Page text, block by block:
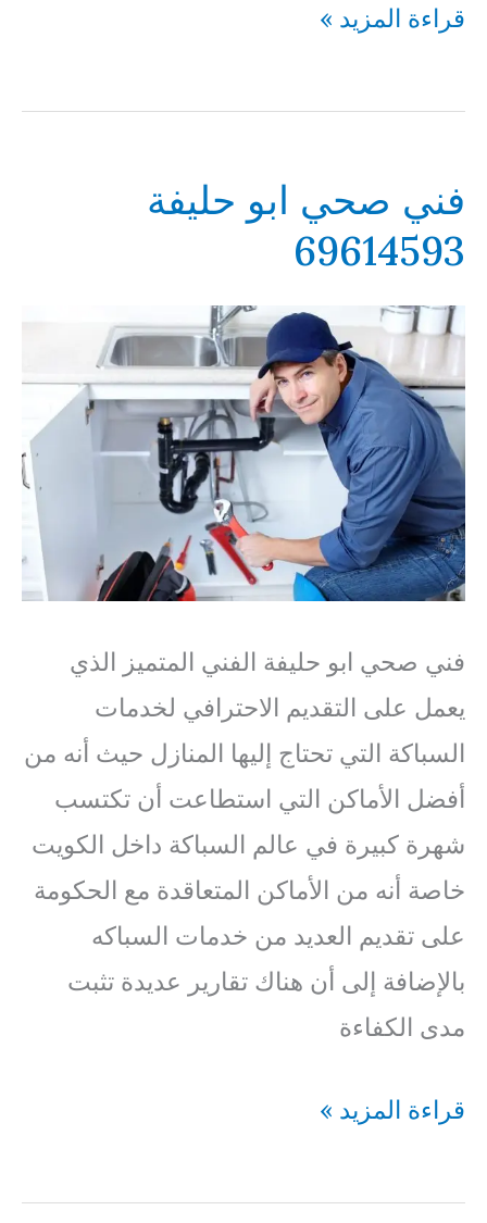
فني
العقيلة
قراءة المزيد »
فني صحي ابو حليفة
69614593
فني صحي ابو حليفة الفني المتميز الذي
يعمل على التقديم الاحترافي لخدمات
السباكة التي تحتاج إليها المنازل حيث أنه من
أفضل الأماكن التي استطاعت أن تكتسب
شهرة كبيرة في عالم السباكة داخل الكويت
خاصة أنه من الأماكن المتعاقدة مع الحكومة
على تقديم العديد من خدمات السباكه
بالإضافة إلى أن هناك تقارير عديدة تثبت
مدى الكفاءة
فني
ابو
قراءة المزيد »